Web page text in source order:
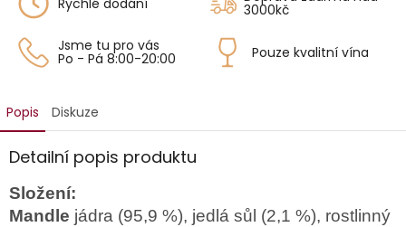
3000kč
Jsme tu pro vás
Po - Pá 8:00-20:00 Pouze kvalitní vína
Popis Diskuze
Detailní popis produktu
Složení:
Mandle jádra (95,9 %), jedlá sůl (2,1 %), rostlinný